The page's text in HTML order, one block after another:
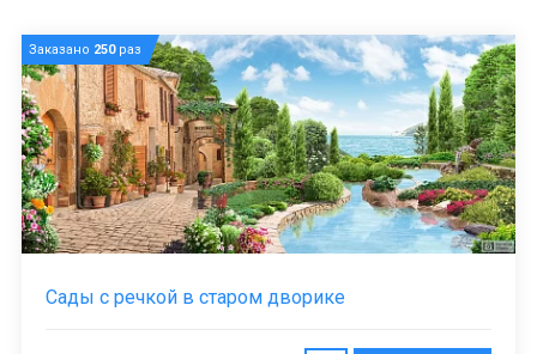
Заказано 250раз
Сады с речкой в старом дворике